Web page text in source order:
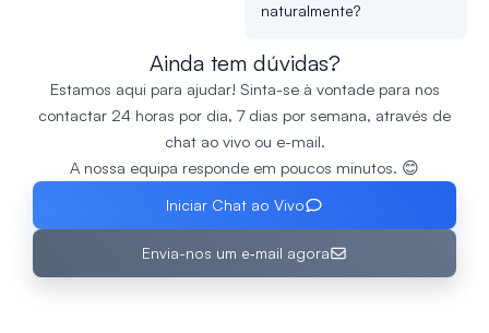
naturalmente?
Ainda tem dúvidas?
Estamos aqui para ajudar! Sinta-se à vontade para nos
contactar 24 horas por dia, 7 dias por semana, através de
chat ao vivo ou e-mail.
A nossa equipa responde em poucos minutos. 😊
Iniciar Chat ao Vivo
Envia-nos um e‑mail agora